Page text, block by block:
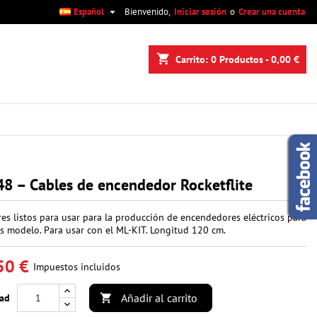
Bienvenido, Iniciar sesión o Crear una cuenta
Español 
shopping_cart Carrito: 0 Productos - 0,00 €
– Cables de encendedor Rocketflite
listos para usar para la producción de encendedores eléctricos para
modelo. Para usar con el ML-KIT. Longitud 120 cm.
€ Impuestos incluidos
 Añadir al carrito